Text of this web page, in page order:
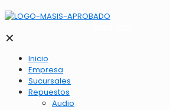
✕
Inicio
Empresa
Sucursales
Repuestos
Audio